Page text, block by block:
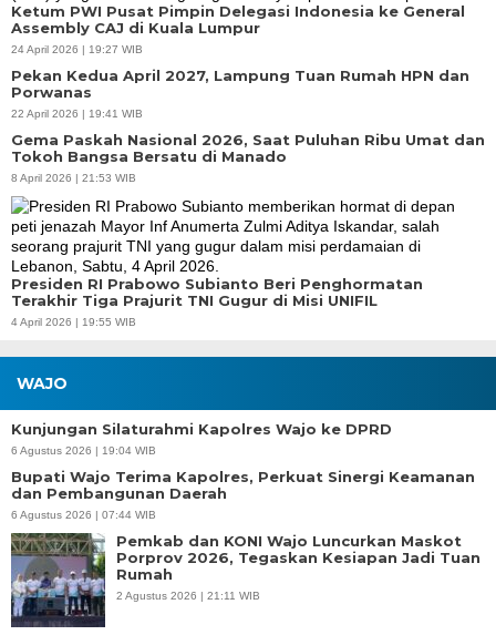
Ketum PWI Pusat Pimpin Delegasi Indonesia ke General
Assembly CAJ di Kuala Lumpur
24 April 2026 | 19:27 WIB
Pekan Kedua April 2027, Lampung Tuan Rumah HPN dan
Porwanas
22 April 2026 | 19:41 WIB
Gema Paskah Nasional 2026, Saat Puluhan Ribu Umat dan
Tokoh Bangsa Bersatu di Manado
8 April 2026 | 21:53 WIB
Presiden RI Prabowo Subianto Beri Penghormatan
Terakhir Tiga Prajurit TNI Gugur di Misi UNIFIL
4 April 2026 | 19:55 WIB
WAJO
Kunjungan Silaturahmi Kapolres Wajo ke DPRD
6 Agustus 2026 | 19:04 WIB
Bupati Wajo Terima Kapolres, Perkuat Sinergi Keamanan
dan Pembangunan Daerah
6 Agustus 2026 | 07:44 WIB
Pemkab dan KONI Wajo Luncurkan Maskot
Porprov 2026, Tegaskan Kesiapan Jadi Tuan
Rumah
2 Agustus 2026 | 21:11 WIB